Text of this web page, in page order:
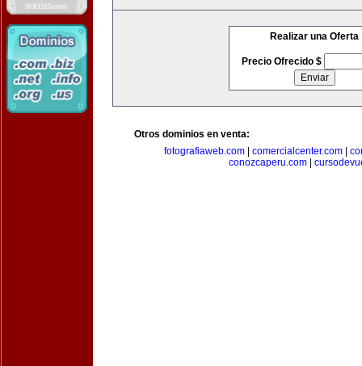
Realizar una Oferta
Precio Ofrecido $
Otros dominios en venta:
fotografiaweb.com| comercialcenter.com|
conozcaperu.com